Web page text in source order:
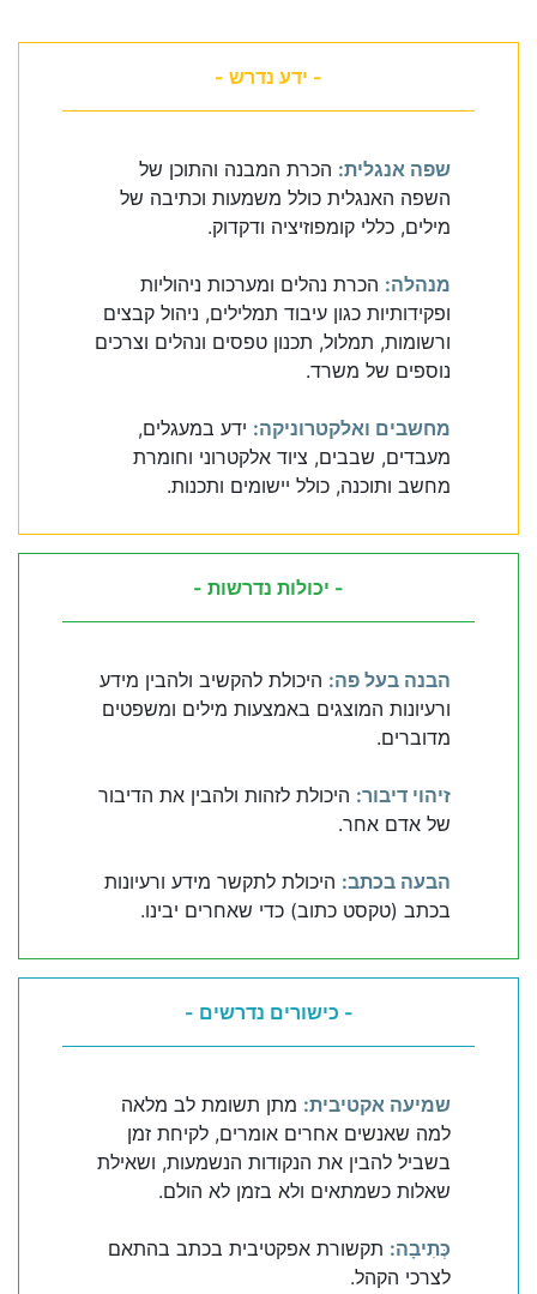
- ידע נדרש -
שפה אנגלית: הכרת המבנה והתוכן של
השפה האנגלית כולל משמעות וכתיבה של
מילים, כללי קומפוזיציה ודקדוק.
מנהלה: הכרת נהלים ומערכות ניהוליות
ופקידותיות כגון עיבוד תמלילים, ניהול קבצים
ורשומות, תמלול, תכנון טפסים ונהלים וצרכים
נוספים של משרד.
מחשבים ואלקטרוניקה: ידע במעגלים,
מעבדים, שבבים, ציוד אלקטרוני וחומרת
מחשב ותוכנה, כולל יישומים ותכנות.
- יכולות נדרשות -
הבנה בעל פה: היכולת להקשיב ולהבין מידע
ורעיונות המוצגים באמצעות מילים ומשפטים
מדוברים.
זיהוי דיבור: היכולת לזהות ולהבין את הדיבור
של אדם אחר.
הבעה בכתב: היכולת לתקשר מידע ורעיונות
בכתב (טקסט כתוב) כדי שאחרים יבינו.
- כישורים נדרשים -
שמיעה אקטיבית: מתן תשומת לב מלאה
למה שאנשים אחרים אומרים, לקיחת זמן
בשביל להבין את הנקודות הנשמעות, ושאילת
שאלות כשמתאים ולא בזמן לא הולם.
כְּתִיבָה: תקשורת אפקטיבית בכתב בהתאם
לצרכי הקהל.